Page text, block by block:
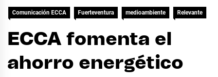
Comunicación ECCA Fuerteventura medioambiente Relevante
ECCA fomenta el
ahorro energético